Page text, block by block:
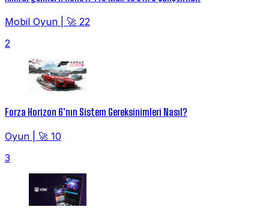
Mobil Oyun
🚀 22
2
Forza Horizon 6'nın Sistem Gereksinimleri Nasıl?
Oyun
🚀 10
3